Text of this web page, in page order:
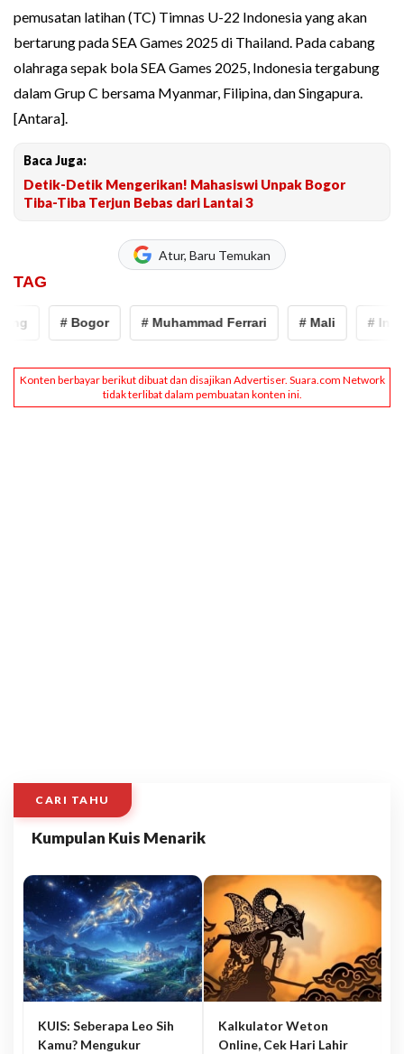
pemusatan latihan (TC) Timnas U-22 Indonesia yang akan
bertarung pada SEA Games 2025 di Thailand. Pada cabang
olahraga sepak bola SEA Games 2025, Indonesia tergabung
dalam Grup C bersama Myanmar, Filipina, dan Singapura.
[Antara].
Baca Juga:
Detik-Detik Mengerikan! Mahasiswi Unpak Bogor
Tiba-Tiba Terjun Bebas dari Lantai 3
Atur, Baru Temukan
TAG
# Bogor # Muhammad Ferrari # Mali # Indra
CARI TAHU
Kumpulan Kuis Menarik
KUIS: Seberapa Leo Sih
Kamu? Mengukur
Kalkulator Weton
Online, Cek Hari Lahir